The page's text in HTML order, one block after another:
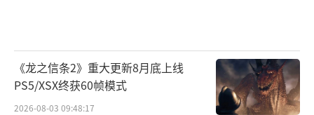
《龙之信条2》重大更新8月底上线
PS5/XSX终获60帧模式
2026-08-03 09:48:17